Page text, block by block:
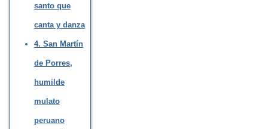
santo que
canta y danza
4. San Martín
de Porres,
humilde
mulato
peruano